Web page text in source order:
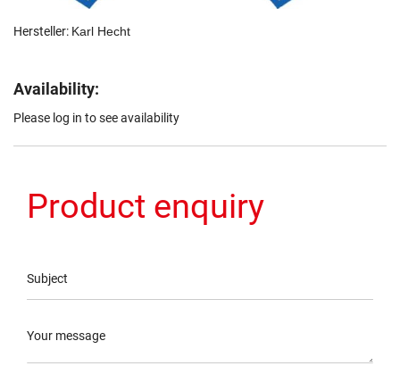
Hersteller: Karl Hecht
Availability:
Please log in to see availability
Product enquiry
Subject
Your message